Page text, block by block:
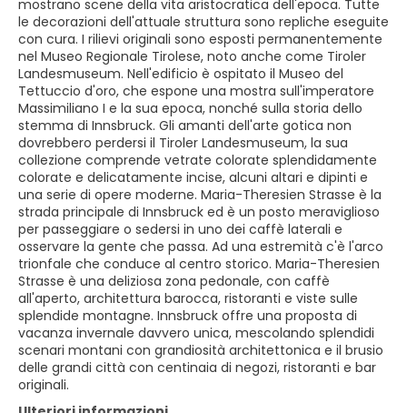
mostrano scene della vita aristocratica dell'epoca. Tutte
le decorazioni dell'attuale struttura sono repliche eseguite
con cura. I rilievi originali sono esposti permanentemente
nel Museo Regionale Tirolese, noto anche come Tiroler
Landesmuseum. Nell'edificio è ospitato il Museo del
Tettuccio d'oro, che espone una mostra sull'imperatore
Massimiliano I e la sua epoca, nonché sulla storia dello
stemma di Innsbruck. Gli amanti dell'arte gotica non
dovrebbero perdersi il Tiroler Landesmuseum, la sua
collezione comprende vetrate colorate splendidamente
colorate e delicatamente incise, alcuni altari e dipinti e
una serie di opere moderne. Maria-Theresien Strasse è la
strada principale di Innsbruck ed è un posto meraviglioso
per passeggiare o sedersi in uno dei caffè laterali e
osservare la gente che passa. Ad una estremità c'è l'arco
trionfale che conduce al centro storico. Maria-Theresien
Strasse è una deliziosa zona pedonale, con caffè
all'aperto, architettura barocca, ristoranti e viste sulle
splendide montagne. Innsbruck offre una proposta di
vacanza invernale davvero unica, mescolando splendidi
scenari montani con grandiosità architettonica e il brusio
delle grandi città con centinaia di negozi, ristoranti e bar
originali.